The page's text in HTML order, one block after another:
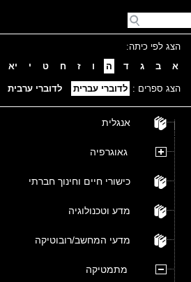
הצג לפי כיתה:
א
ב ג ד ה ו ז ח ט י יא
הצג ספרים : לדוברי עברית לדוברי ערבית
אנגלית
גאוגרפיה
כישורי חיים וחינוך חברתי
מדע וטכנולוגיה
מדעי המחשב/רובוטיקה
מתמטיקה